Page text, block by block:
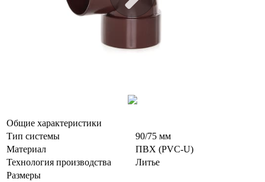
Общие характеристики
Тип системы
90/75 мм
Материал
ПВХ (PVC-U)
Технология производства
Литье
Размеры